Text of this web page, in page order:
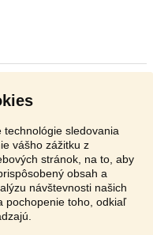
sledovania
vášho zážitku z
stránok, na to, aby
obsah a
návštevnosti našich
pochopenie toho, odkiaľ
Kancelária Realitné
966 04
Ďalšia